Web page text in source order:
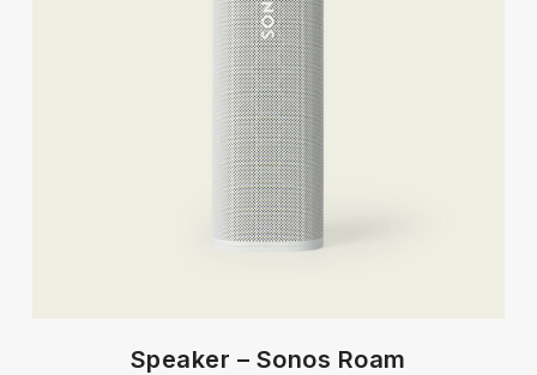
Speaker – Sonos Roam